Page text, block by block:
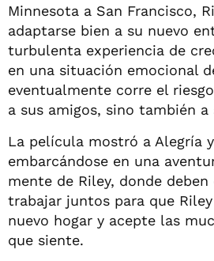
Minnesota a San Francisco,
adaptarse bien a su nuevo
turbulenta experiencia de
en una situación emocional
eventualmente corre el
a sus amigos, sino también a
La película mostró a Alegría
embarcándose en una
mente de Riley, donde
trabajar juntos para que
nuevo hogar y acepte las
que siente.